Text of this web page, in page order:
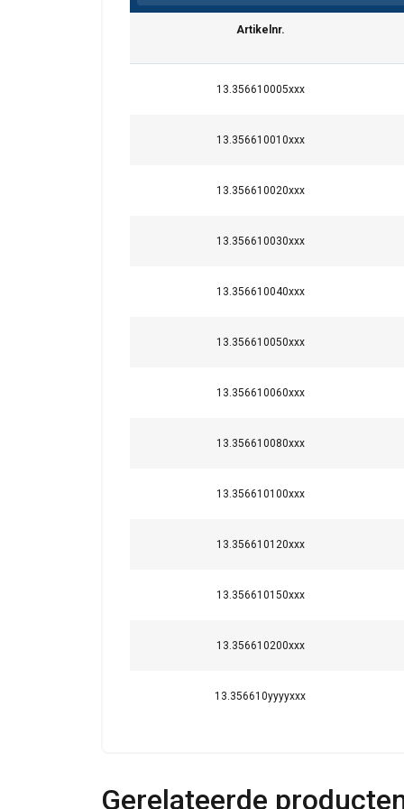
Artikelnr.
13.356610005xxx
13.356610010xxx
13.356610020xxx
13.356610030xxx
13.356610040xxx
13.356610050xxx
13.356610060xxx
13.356610080xxx
13.356610100xxx
13.356610120xxx
13.356610150xxx
13.356610200xxx
13.356610yyyyxxx
Gerelateerde
Deze website
We gebruiken
delen ook
uw gebruik van hun
noodzakelijk
DETAILS